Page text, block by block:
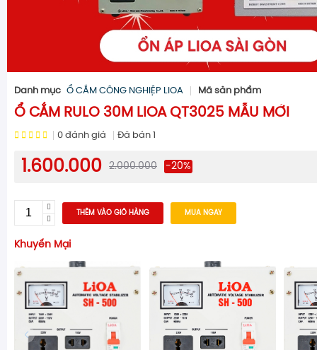
Danh mục Ổ CẮM CÔNG NGHIỆP LIOA Mã sản phẩm
Ổ CẮM RULO 30M LIOA QT3025 MẪU MỚI
0 đánh giá Đã bán 1
1.600.000 2.000.000 -20%
THÊM VÀO GIỎ HÀNG MUA NGAY
Khuyến Mại